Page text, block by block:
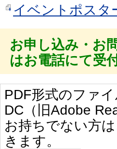
イベントポスタ
お申し込み・お
はお電話にて受
PDF形式のファ
DC（旧Adobe
お持ちでない方
きます。